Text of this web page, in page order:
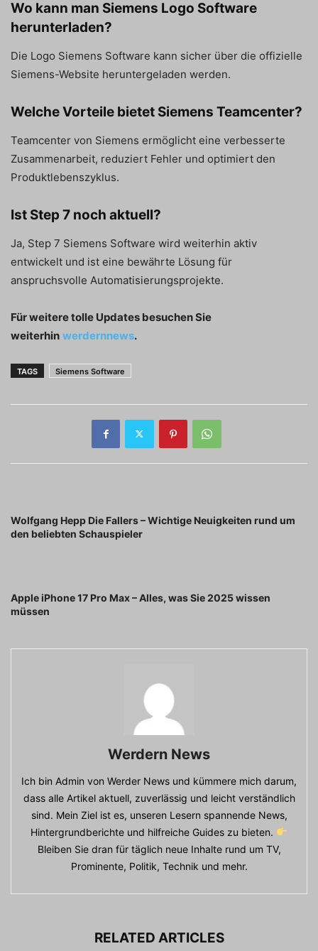
Wo kann man Siemens Logo Software
herunterladen?
Die Logo Siemens Software kann sicher über die offizielle
Siemens-Website heruntergeladen werden.
Welche Vorteile bietet Siemens Teamcenter?
Teamcenter von Siemens ermöglicht eine verbesserte
Zusammenarbeit, reduziert Fehler und optimiert den
Produktlebenszyklus.
Ist Step 7 noch aktuell?
Ja, Step 7 Siemens Software wird weiterhin aktiv
entwickelt und ist eine bewährte Lösung für
anspruchsvolle Automatisierungsprojekte.
Für weitere tolle Updates besuchen Sie
weiterhin werdernnews.
TAGS Siemens Software
Wolfgang Hepp Die Fallers – Wichtige Neuigkeiten rund um
den beliebten Schauspieler
Apple iPhone 17 Pro Max – Alles, was Sie 2025 wissen
müssen
Werdern News
Ich bin Admin von Werder News und kümmere mich darum,
dass alle Artikel aktuell, zuverlässig und leicht verständlich
sind. Mein Ziel ist es, unseren Lesern spannende News,
Hintergrundberichte und hilfreiche Guides zu bieten.
Bleiben Sie dran für täglich neue Inhalte rund um TV,
Prominente, Politik, Technik und mehr.
RELATED ARTICLES